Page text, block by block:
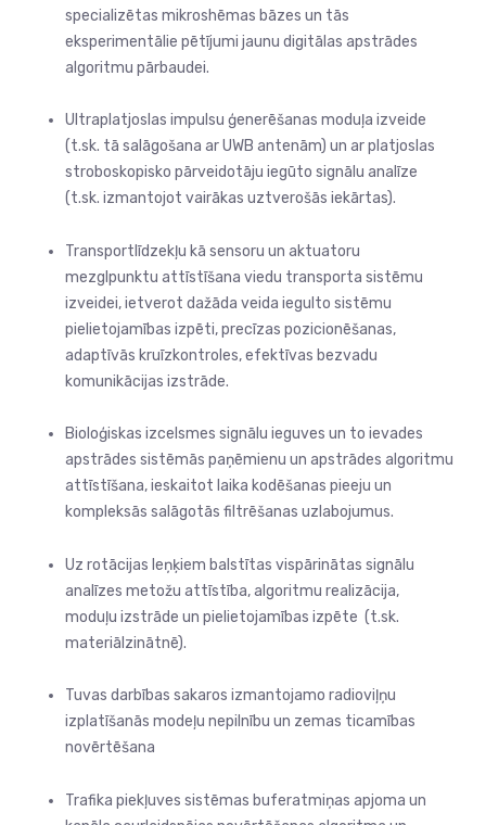
specializētas mikroshēmas bāzes un tās
eksperimentālie pētījumi jaunu digitālas apstrādes
algoritmu pārbaudei.
Ultraplatjoslas impulsu ģenerēšanas moduļa izveide
(t.sk. tā salāgošana ar UWB antenām) un ar platjoslas
stroboskopisko pārveidotāju iegūto signālu analīze
(t.sk. izmantojot vairākas uztverošās iekārtas).
Transportlīdzekļu kā sensoru un aktuatoru
mezglpunktu attīstīšana viedu transporta sistēmu
izveidei, ietverot dažāda veida iegulto sistēmu
pielietojamības izpēti, precīzas pozicionēšanas,
adaptīvās kruīzkontroles, efektīvas bezvadu
komunikācijas izstrāde.
Bioloģiskas izcelsmes signālu ieguves un to ievades
apstrādes sistēmās paņēmienu un apstrādes algoritmu
attīstīšana, ieskaitot laika kodēšanas pieeju un
kompleksās salāgotās filtrēšanas uzlabojumus.
Uz rotācijas leņķiem balstītas vispārinātas signālu
analīzes metožu attīstība, algoritmu realizācija,
moduļu izstrāde un pielietojamības izpēte (t.sk.
materiālzinātnē).
Tuvas darbības sakaros izmantojamo radioviļņu
izplatīšanās modeļu nepilnību un zemas ticamības
novērtēšana
Trafika piekļuves sistēmas buferatmiņas apjoma un